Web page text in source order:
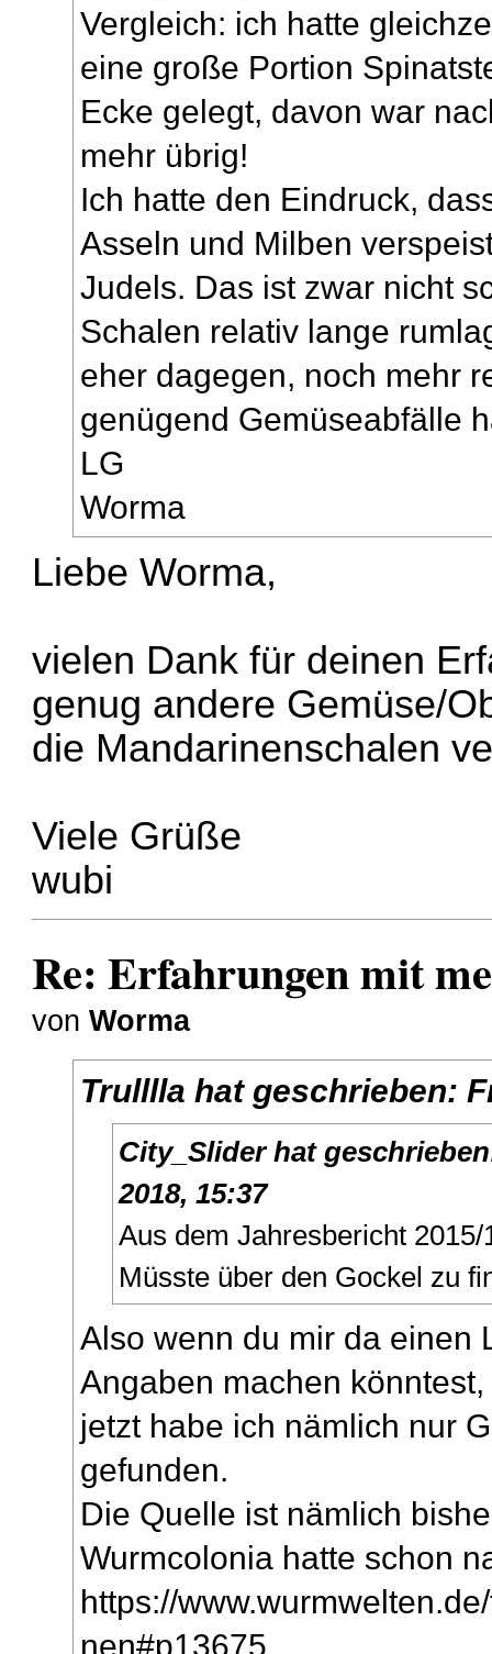
Vergleich: ich hatte
eine große Portion
Ecke gelegt, davon war
mehr übrig!
Ich hatte den Eindruck,
Asseln und Milben
Judels. Das ist zwar nicht
Schalen relativ lange
eher dagegen, noch mehr
genügend Gemüseabfälle
LG
Worma
Liebe Worma,
vielen Dank für deinen
genug andere Gemüse/
die Mandarinenschalen
Viele Grüße
wubi
Re: Erfahrungen mit
vonWorma
Trulllla hat geschrieben:
City_Sliderhat
2018, 15:37
Aus dem Jahresbericht 2015/
Müsste über den Gockel zu
Also wenn du mir da einen
Angaben machen
jetzt habe ich nämlich nur
gefunden.
Die Quelle ist nämlich
Wurmcolonia hatte schon
https://
nen#p13675